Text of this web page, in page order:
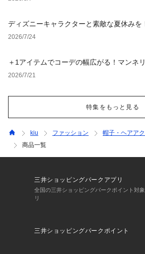
ディズニーキャラクターと素敵な夏休みを
集
2026/7/24
＋1アイテムでコーデの幅広がる！マンネ
2026/7/21
特集をもっと見る
kiu ファッション 帽子・ヘアア
商品一覧
三井ショッピングパークアプリ
全国の三井ショッピングパークポイント対
リ
三井ショッピングパークポイント